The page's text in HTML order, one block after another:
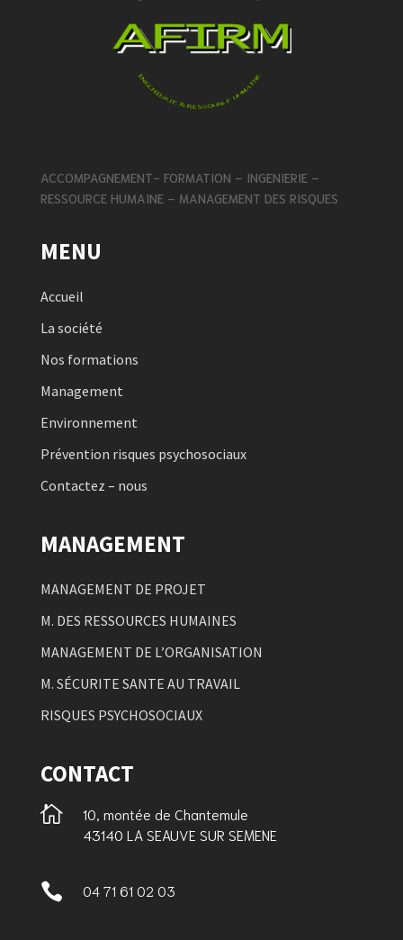
ACCOMPAGNEMENT- FORMATION – INGENIERIE –
RESSOURCE HUMAINE – MANAGEMENT DES RISQUES
MENU
Accueil
La société
Nos formations
Management
Environnement
Prévention risques psychosociaux
Contactez – nous
MANAGEMENT
MANAGEMENT DE PROJET
M. DES RESSOURCES HUMAINES
MANAGEMENT DE L’ORGANISATION
M. SÉCURITE SANTE AU TRAVAIL
RISQUES PSYCHOSOCIAUX
CONTACT

10, montée de Chantemule
43140 LA SEAUVE SUR SEMENE
 04 71 61 02 03